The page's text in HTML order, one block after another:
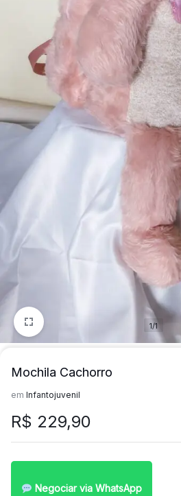
mais
precisa!
1/1
Mochila Cachorro
em Infantojuvenil
R$ 229,90
Negociar via WhatsApp